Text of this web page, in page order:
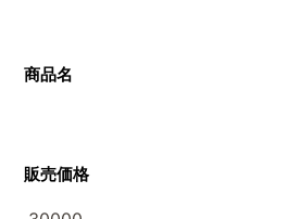
商品名
販売価格